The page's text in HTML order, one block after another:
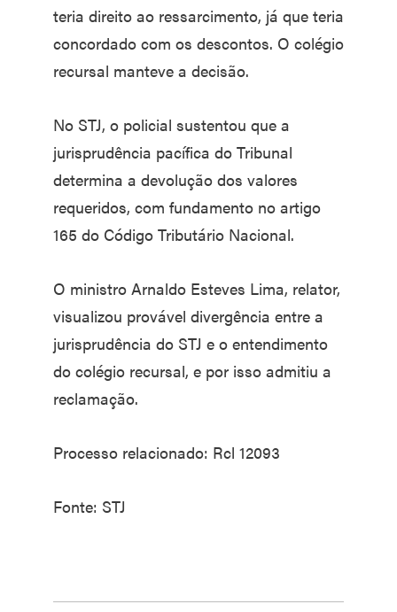
teria direito ao ressarcimento, já que teria
concordado com os descontos. O colégio
recursal manteve a decisão.
No STJ, o policial sustentou que a
jurisprudência pacífica do Tribunal
determina a devolução dos valores
requeridos, com fundamento no artigo
165 do Código Tributário Nacional.
O ministro Arnaldo Esteves Lima, relator,
visualizou provável divergência entre a
jurisprudência do STJ e o entendimento
do colégio recursal, e por isso admitiu a
reclamação.
Processo relacionado: Rcl 12093
Fonte: STJ